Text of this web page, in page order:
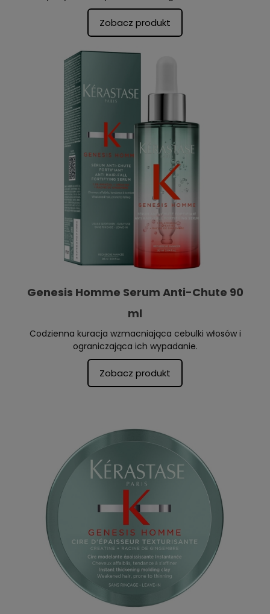
Zobacz produkt
Genesis Homme Serum Anti-Chute 90
ml
Codzienna kuracja wzmacniająca cebulki włosów i
ograniczająca ich wypadanie.
Zobacz produkt